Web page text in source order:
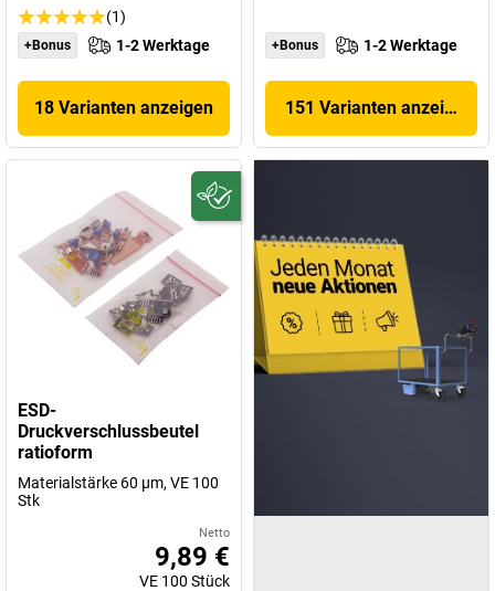
(1)
+Bonus 1-2 Werktage
18 Varianten anzeigen
+Bonus 1-2 Werktage
151 Varianten anzeigen
ESD-
Druckverschlussbeutel
ratioform
Materialstärke 60 µm, VE 100
Stk
Netto
9,89 €
VE 100 Stück